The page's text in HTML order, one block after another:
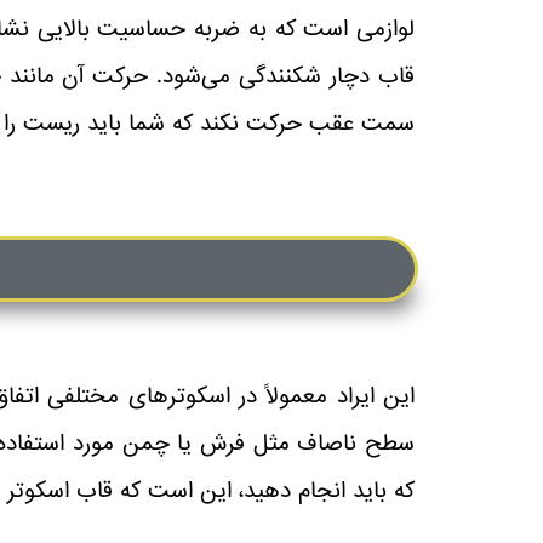
لوازمی است که به ضربه حساسیت بالایی
قاب دچار شکنندگی می‌شود. حرکت آن
سمت عقب حرکت نکند که شما باید ریست را
این ایراد معمولاً در اسکوترهای مختلفی
سطح ناصاف مثل فرش یا چمن مورد استفاده
که باید انجام دهید، این است که قاب